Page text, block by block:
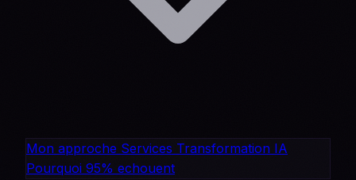
Mon approche Services Transformation IA
Pourquoi 95% echouent